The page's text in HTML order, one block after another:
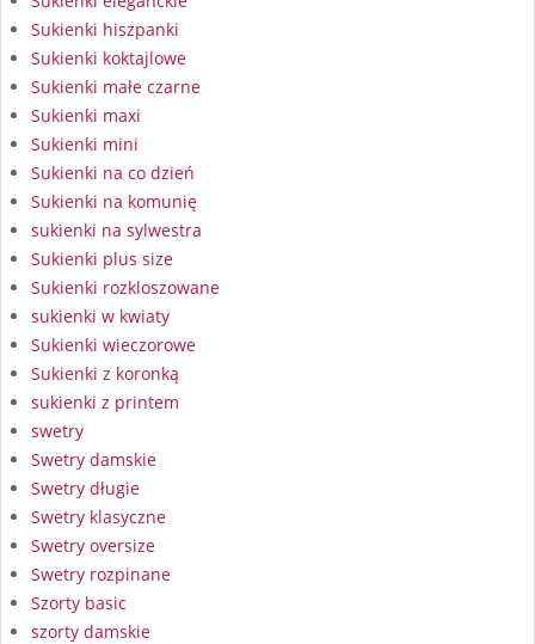
Sukienki hiszpanki
Sukienki koktajlowe
Sukienki małe czarne
Sukienki maxi
Sukienki mini
Sukienki na co dzień
Sukienki na komunię
sukienki na sylwestra
Sukienki plus size
Sukienki rozkloszowane
sukienki w kwiaty
Sukienki wieczorowe
Sukienki z koronką
sukienki z printem
swetry
Swetry damskie
Swetry długie
Swetry klasyczne
Swetry oversize
Swetry rozpinane
Szorty basic
szorty damskie